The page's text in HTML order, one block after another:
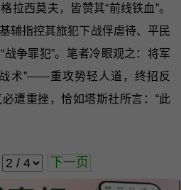
拉西莫夫，皆赞其“前线铁血”。
辅指控其旅犯下战俘虐待、平民
战争罪犯”。笔者冷眼观之：将军
术”——重攻势轻人道，终招反
遭重挫，恰如塔斯社所言：“此
下一页